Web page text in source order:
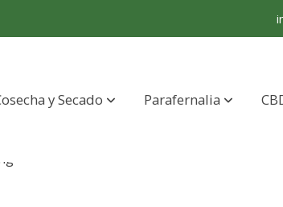
y Secado Parafernalia